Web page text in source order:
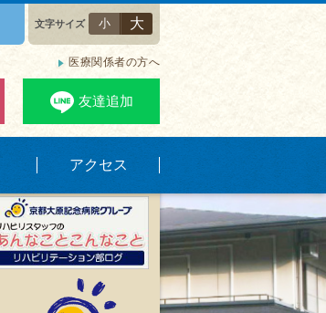
文字サイズ 小 大
友達追加
医療関係者の方へ
アクセス
当院の方針
アクセス詳細
LINE 友達追加
すこやかな生活の
ヒントをお届けします。